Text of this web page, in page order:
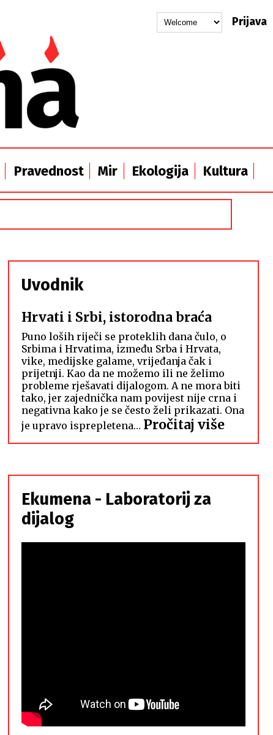
Prijava
Pravednost Mir Ekologija Kultura
Uvodnik
Hrvati i Srbi, istorodna braća
Puno loših riječi se proteklih dana čulo, o
Srbima i Hrvatima, između Srba i Hrvata,
vike, medijske galame, vrijeđanja čak i
prijetnji. Kao da ne možemo ili ne želimo
probleme rješavati dijalogom. A ne mora biti
tako, jer zajednička nam povijest nije crna i
negativna kako je se često želi prikazati. Ona
je upravo isprepletena… Pročitaj više:
Hrvati
Srbi,
Ekumena - Laboratorij za
dijalog